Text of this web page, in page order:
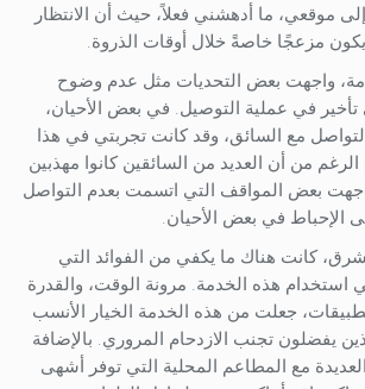
موقعي، ما أدهشني فعلاً، حيث أن الانتظار
مزعجًا خاصةً خلال أوقات الذروة.
واجهت بعض التحديات مثل عدم وضوح
تأخير في عملية التوصيل. في بعض الأحيان،
مع السائق، وقد كانت تجربتي في هذا
من أن العديد من السائقين كانوا مهذبين
بعض المواقف التي اتسمت بعدم التواصل
الإحباط في بعض الأحيان.
كانت هناك ما يكفي من الفوائد التي
استخدام هذه الخدمة. مرونة الوقت، والقدرة
جعلت من هذه الخدمة الخيار الأنسب
يفضلون تجنب الازدحام المروري. بالإضافة
مع المطاعم المحلية التي توفر أشهى